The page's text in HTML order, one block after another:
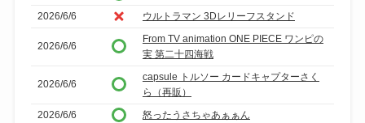
2026/6/6
ウルトラマン 3Dレリーフスタンド
2026/6/6
From TV animation ONE PIECE ワンピの
実 第二十四海戦
2026/6/6
capsule トルソー カードキャプターさく
ら（再販）
2026/6/6
怒ったうさちゃあぁぁん